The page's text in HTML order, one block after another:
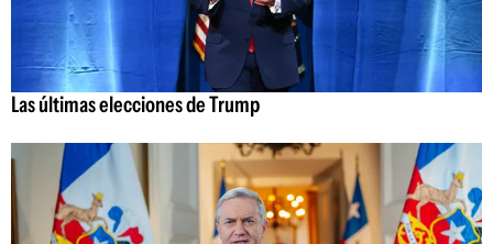
Las últimas elecciones de Trump